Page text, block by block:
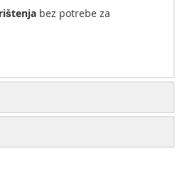
bez potrebe za
za jednostavno čišćenje i
pohranjivanje i nošenje